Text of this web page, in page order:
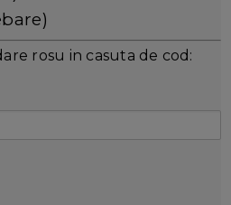
rosu in casuta de cod: